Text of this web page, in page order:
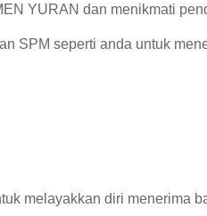
YURAN dan menikmati
SPM seperti anda untuk
melayakkan diri menerima